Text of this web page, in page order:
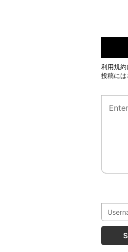
利用規約
投稿には